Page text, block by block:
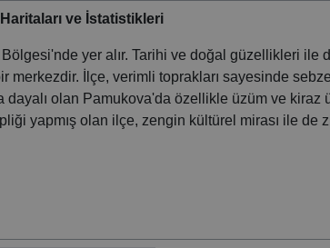
ve İstatistikleri
yer alır. Tarihi ve doğal güzellikleri ile
merkezdir. İlçe, verimli toprakları sayesinde
dayalı olan Pamukova'da özellikle üzüm ve kiraz
yapmış olan ilçe, zengin kültürel mirası ile de